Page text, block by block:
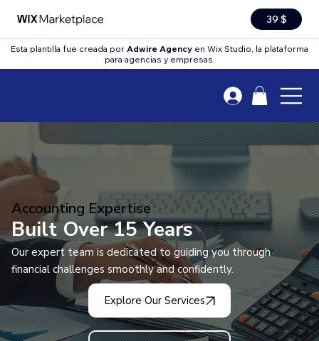
39 $
Esta plantilla fue creada por Adwire Agency en Wix Studio, la plataforma
para agencias y empresas.